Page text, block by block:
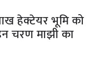
हेक्टेयर भूमि को
चरण माझी का